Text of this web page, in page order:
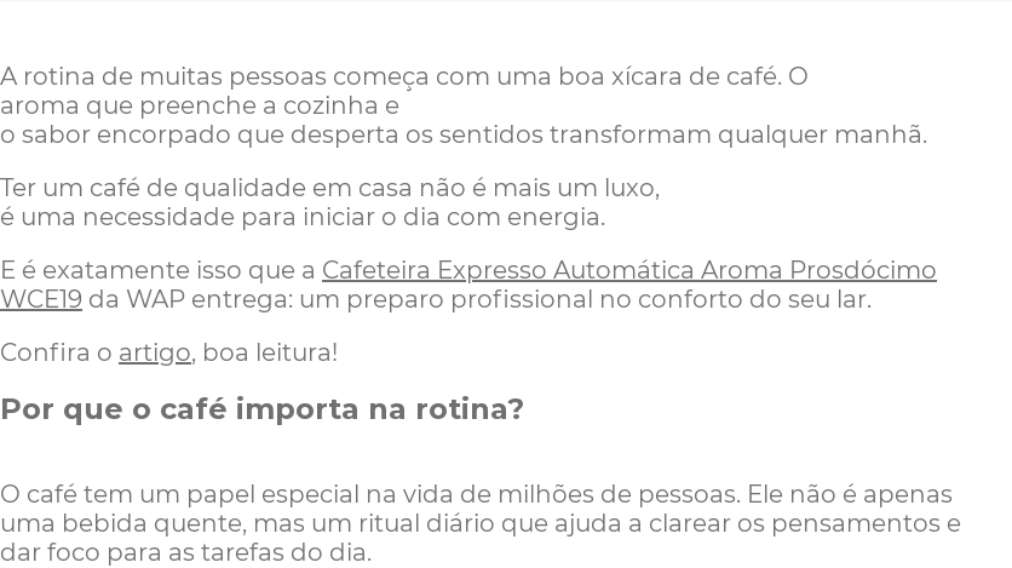
A rotina de muitas pessoas começa com uma boa xícara de café. O
aroma que preenche a cozinha e
o sabor encorpado que desperta os sentidos transformam qualquer manhã.
Ter um café de qualidade em casa não é mais um luxo,
é uma necessidade para iniciar o dia com energia.
E é exatamente isso que a Cafeteira Expresso Automática Aroma Prosdócimo
WCE19 da WAP entrega: um preparo profissional no conforto do seu lar.
Confira o artigo, boa leitura!
Por que o café importa na rotina?
O café tem um papel especial na vida de milhões de pessoas. Ele não é apenas
uma bebida quente, mas um ritual diário que ajuda a clarear os pensamentos e
dar foco para as tarefas do dia.